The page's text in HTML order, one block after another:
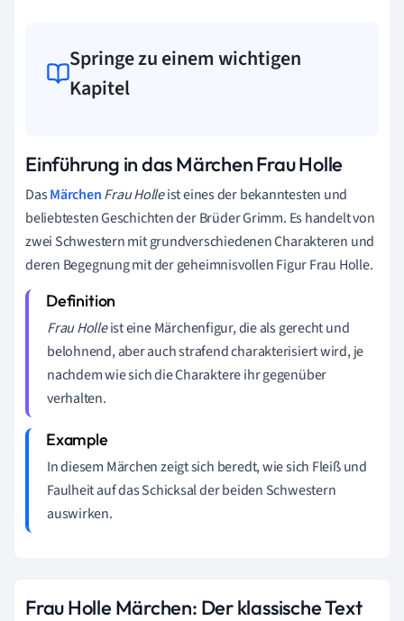
Springe zu einem wichtigen
Kapitel
Einführung in das Märchen Frau Holle
DasMärchenFrau Holleist eines der bekanntesten und
beliebtesten Geschichten der Brüder Grimm. Es handelt von
zwei Schwestern mit grundverschiedenen Charakteren und
deren Begegnung mit der geheimnisvollen Figur Frau Holle.
Frau Holleist eine Märchenfigur, die als gerecht und
belohnend, aber auch strafend charakterisiert wird, je
nachdem wie sich die Charaktere ihr gegenüber
verhalten.
In diesem Märchen zeigt sich beredt, wie sich Fleiß und
Faulheit auf das Schicksal der beiden Schwestern
auswirken.
Frau Holle Märchen: Der klassische Text